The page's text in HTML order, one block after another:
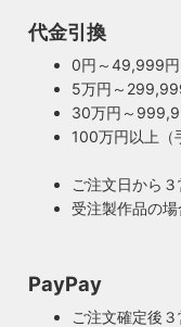
もしもの時も安
ご購入頂いた照明が
連絡ください！ハン
が心配とよくお声を
人が責任をもって修
ヴィンテージスタイ
ト。何十年、時には
ともあります。とこ
いたインシュレータ
ボロに。当店では専
近く前のソケットも
代金引換
0円～49,999
5万円～
30万円～
100万円以上（
ご注文日から
受注製作品の
PayPay
ご注文確定後